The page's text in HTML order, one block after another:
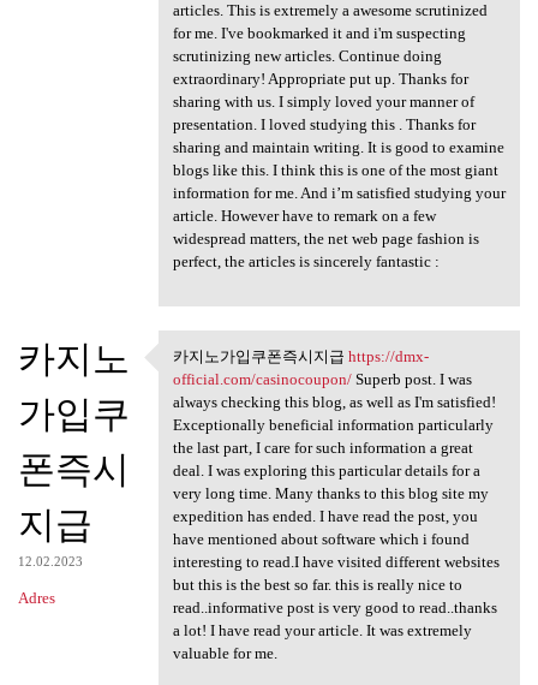
articles. This is extremely a awesome scrutinized
for me. I've bookmarked it and i'm suspecting
scrutinizing new articles. Continue doing
extraordinary! Appropriate put up. Thanks for
sharing with us. I simply loved your manner of
presentation. I loved studying this . Thanks for
sharing and maintain writing. It is good to examine
blogs like this. I think this is one of the most giant
information for me. And i’m satisfied studying your
article. However have to remark on a few
widespread matters, the net web page fashion is
perfect, the articles is sincerely fantastic :
카지노
가입쿠
폰즉시
지급
12.02.2023
Adres
카지노가입쿠폰즉시지급
https://dmx
카지노가입쿠폰즉시지급 https://dmx-
official.com/casinocoupon/Superb post. I was
always checking this blog, as well as I'm satisfied!
Exceptionally beneficial information particularly
the last part, I care for such information a great
deal. I was exploring this particular details for a
very long time. Many thanks to this blog site my
expedition has ended. I have read the post, you
have mentioned about software which i found
interesting to read.I have visited different websites
but this is the best so far. this is really nice to
read..informative post is very good to read..thanks
a lot! I have read your article. It was extremely
valuable for me.